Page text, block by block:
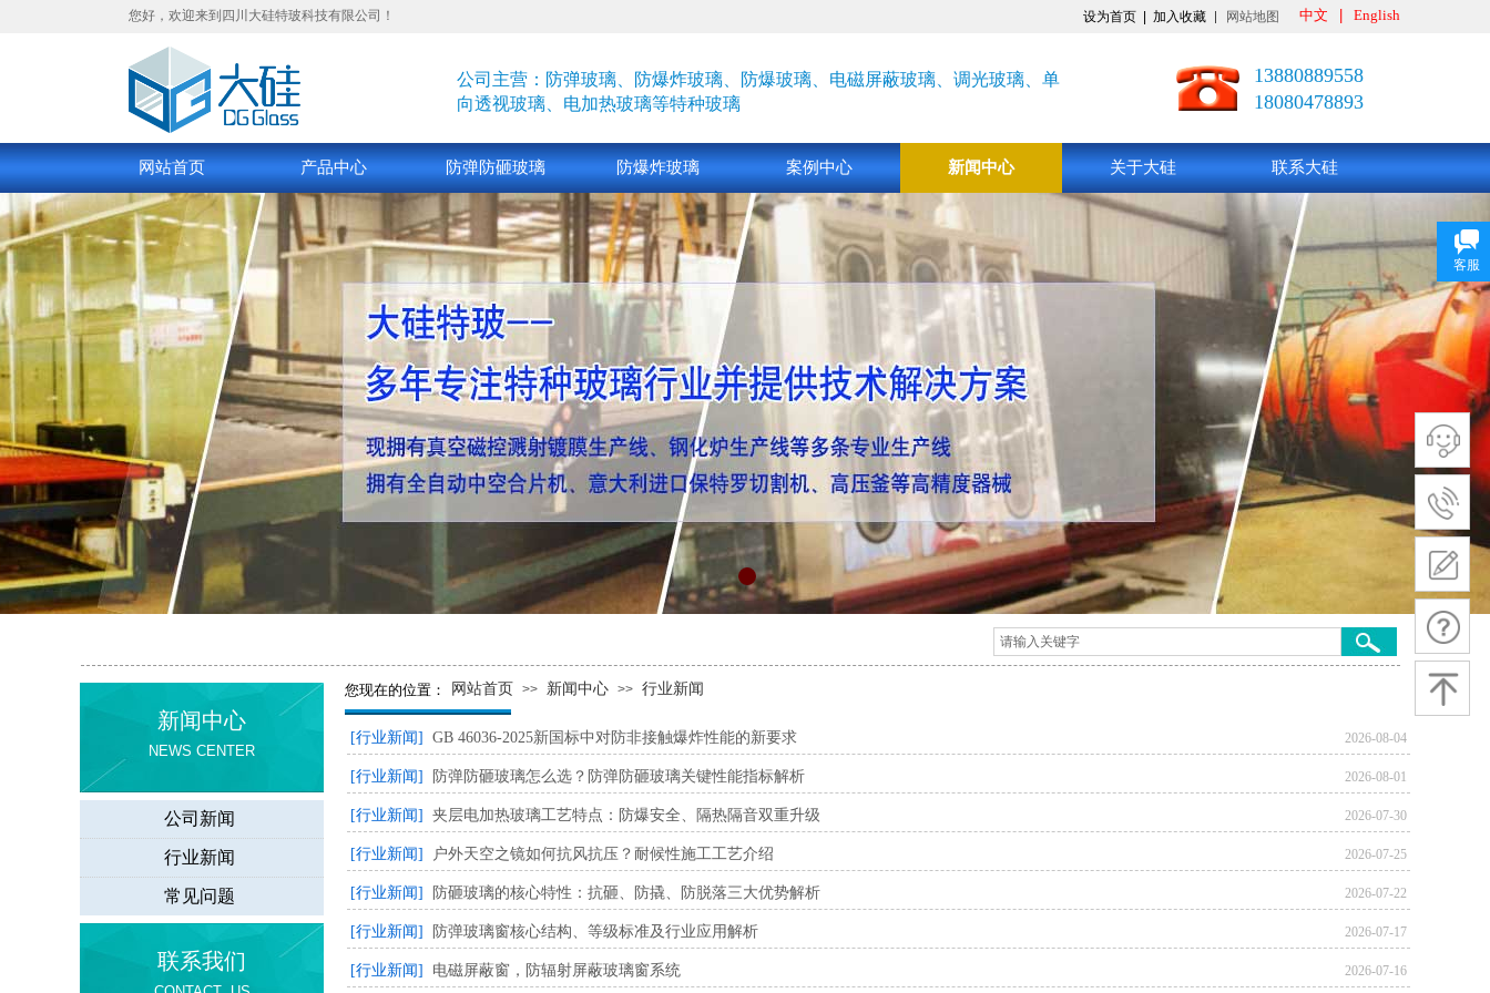
中文 English
网站地图
您好，欢迎来到四川大硅特玻科技有限公司！ 设为首页 加入收藏
13880889558
18080478893
公司主营：防弹玻璃、防爆炸玻璃、防爆玻璃、电磁屏蔽玻璃、 调光玻璃、单
向透视玻璃、 电加热玻璃等特种玻璃
网站首页 产品中心 防弹防砸玻璃 防爆炸玻璃 案例中心 新闻中心 关于大硅 联系大硅
您现在的位置： 网站首页 >> 新闻中心 >> 行业新闻
新闻中心
NEWS CENTER
[行业新闻] GB 46036-2025新国标中对防非接触爆炸性能的新要求 2026-08-04
[行业新闻] 防弹防砸玻璃怎么选？防弹防砸玻璃关键性能指标解析 2026-08-01
[行业新闻] 夹层电加热玻璃工艺特点：防爆安全、隔热隔音双重升级 2026-07-30
[行业新闻] 户外天空之镜如何抗风抗压？耐候性施工工艺介绍 2026-07-25
[行业新闻] 防砸玻璃的核心特性：抗砸、防撬、防脱落三大优势解析 2026-07-22
[行业新闻] 防弹玻璃窗核心结构、等级标准及行业应用解析 2026-07-17
[行业新闻] 电磁屏蔽窗，防辐射屏蔽玻璃窗系统 2026-07-16
公司新闻
行业新闻
常见问题
联系我们
客服